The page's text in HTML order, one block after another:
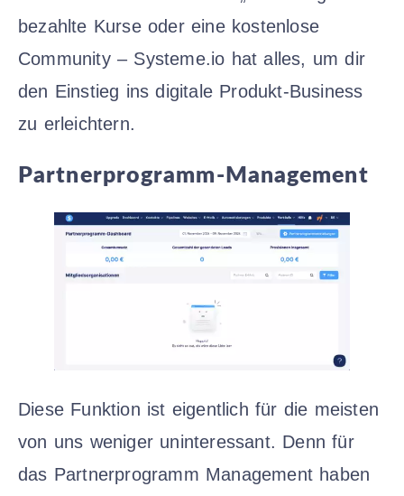
bezahlte Kurse oder eine kostenlose
Community – Systeme.io hat alles, um dir
den Einstieg ins digitale Produkt-Business
zu erleichtern.
Partnerprogramm-Management
Diese Funktion ist eigentlich für die meisten
von uns weniger uninteressant. Denn für
das Partnerprogramm Management haben